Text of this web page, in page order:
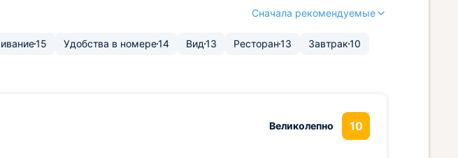
Сначала рекомендуемые
15 Удобства в номере14 Вид13 Ресторан13 Завтрак10
Великолепно 10